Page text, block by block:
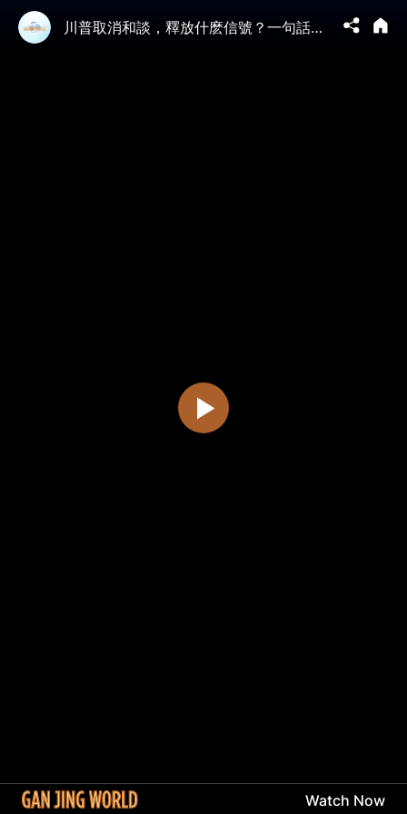
川普取消和談，釋放什麽信號？一句話透內情。聯邦《拯救法案》被卡，加州版獲重大突破。#川普 #伊朗 #拯救法案 | 新視野 第2319期 20260426
Watch Now